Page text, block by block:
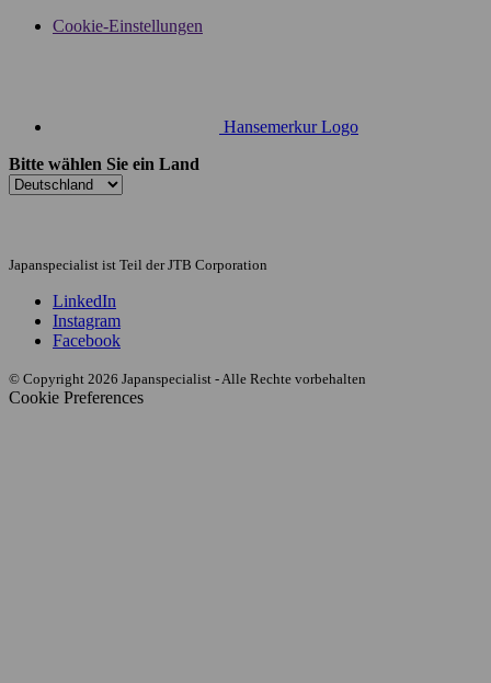
Cookie-Einstellungen
Hansemerkur Logo
Bitte wählen Sie ein Land
Japanspecialist ist Teil der JTB Corporation
LinkedIn
Instagram
Facebook
© Copyright 2026 Japanspecialist - Alle Rechte vorbehalten
Cookie Preferences